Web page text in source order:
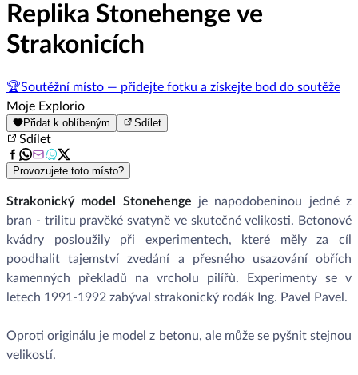
Replika Stonehenge ve
Strakonicích
🏆Soutěžní místo — přidejte fotku a získejte bod do soutěže
Moje Explorio
Přidat k oblíbeným Sdílet
Sdílet
Provozujete toto místo?
Strakonický model Stonehenge je napodobeninou jedné z
bran - trilitu pravěké svatyně ve skutečné velikosti. Betonové
kvádry posloužily při experimentech, které měly za cíl
poodhalit tajemství zvedání a přesného usazování obřích
kamenných překladů na vrcholu pilířů. Experimenty se v
letech 1991-1992 zabýval strakonický rodák Ing. Pavel Pavel.
Oproti originálu je model z betonu, ale může se pyšnit stejnou
velikostí.